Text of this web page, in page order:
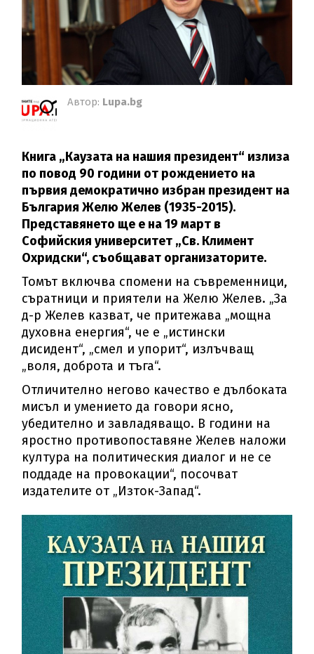
Автор: Lupa.bg
Книга „Каузата на нашия президент“ излиза
по повод 90 години от рождението на
първия демократично избран президент на
България Желю Желев (1935-2015).
Представянето ще е на 19 март в
Софийския университет „Св. Климент
Охридски“, съобщават организаторите.
Томът включва спомени на съвременници,
съратници и приятели на Желю Желев. „За
д-р Желев казват, че притежава „мощна
духовна енергия“, че е „истински
дисидент“, „смел и упорит“, излъчващ
„воля, доброта и тъга“.
Отличително негово качество е дълбоката
мисъл и умението да говори ясно,
убедително и завладяващо. В години на
яростно противопоставяне Желев наложи
култура на политическия диалог и не се
поддаде на провокации“, посочват
издателите от „Изток-Запад“.